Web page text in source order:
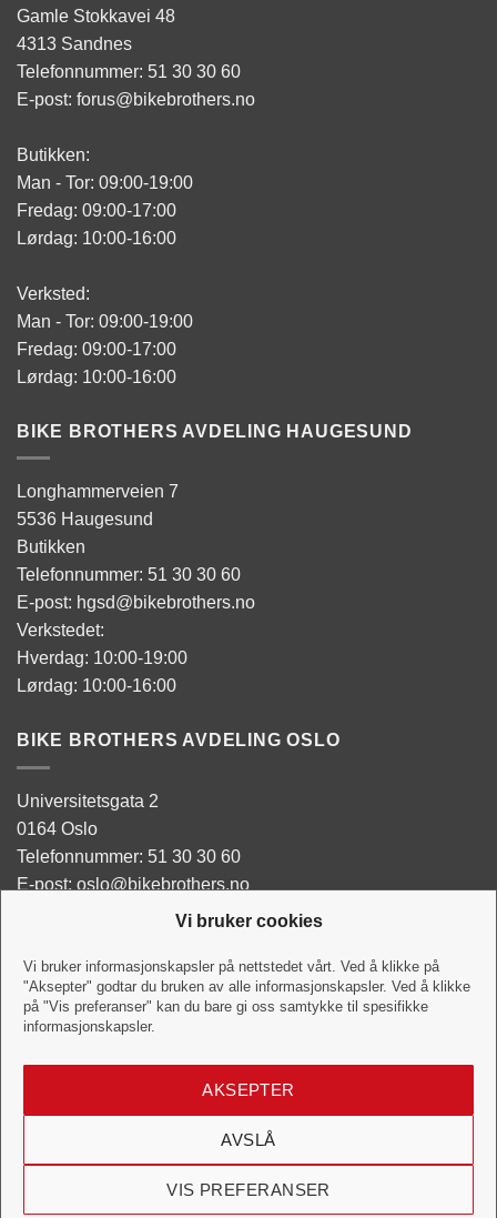
Vi bruker cookies
Vi bruker informasjonskapsler på nettstedet vårt. Ved å klikke på
"Aksepter" godtar du bruken av alle informasjonskapsler. Ved å klikke
på "Vis preferanser" kan du bare gi oss samtykke til spesifikke
informasjonskapsler.
AKSEPTER
AVSLÅ
VIS PREFERANSER
Gamle Stokkavei 48
4313 Sandnes
Telefonnummer: 51 30 30 60
E-post: forus@bikebrothers.no
Butikken:
Man - Tor: 09:00-19:00
Fredag: 09:00-17:00
Lørdag: 10:00-16:00
Verksted:
Man - Tor: 09:00-19:00
Fredag: 09:00-17:00
Lørdag: 10:00-16:00
BIKE BROTHERS AVDELING HAUGESUND
Longhammerveien 7
5536 Haugesund
Butikken
Telefonnummer: 51 30 30 60
E-post: hgsd@bikebrothers.no
Verkstedet:
Hverdag: 10:00-19:00
Lørdag: 10:00-16:00
BIKE BROTHERS AVDELING OSLO
Universitetsgata 2
0164 Oslo
Telefonnummer: 51 30 30 60
E-post: oslo@bikebrothers.no
Man - Tor: 10:00-18:00
Fredag: 10:00-18:00
Lørdag:10:00-16:00
Visa MasterCard